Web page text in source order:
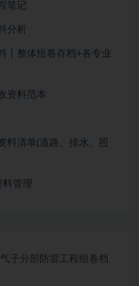
笔记
分析
丨整体组卷存档+各专业
资料范本
料清单(道路、排水、照
料管理
子分部防雷工程组卷档